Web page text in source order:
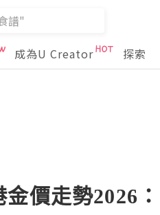
成為U Creator 探索
金價走勢2026